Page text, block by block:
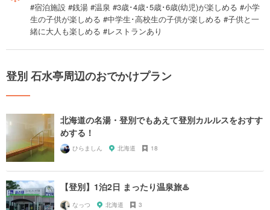
#宿泊施設 #銭湯 #温泉 #3歳･4歳･5歳･6歳(幼児)が楽しめる #小学
生の子供が楽しめる #中学生･高校生の子供が楽しめる #子供と一
緒に大人も楽しめる #レストランあり
登別 石水亭周辺のおでかけプラン
北海道の名湯・登別でもあえて登別カルルスをおすす
めする！
ひらましん 北海道 18
【登別】1泊2日 まったり温泉旅♨️
なっつ 北海道 3